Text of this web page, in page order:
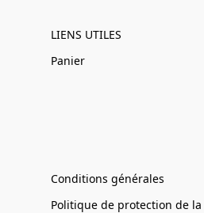
LIENS UTILES
Panier
Conditions générales
Politique de protection de la